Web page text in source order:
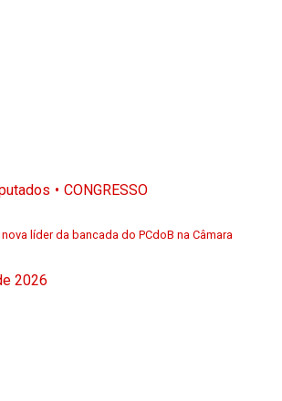
CONGRESSO
líder da bancada do PCdoB na Câmara
2026